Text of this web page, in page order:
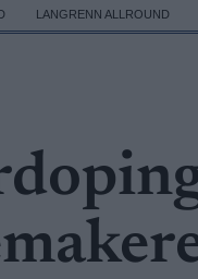
LANGRENN ALLROUND